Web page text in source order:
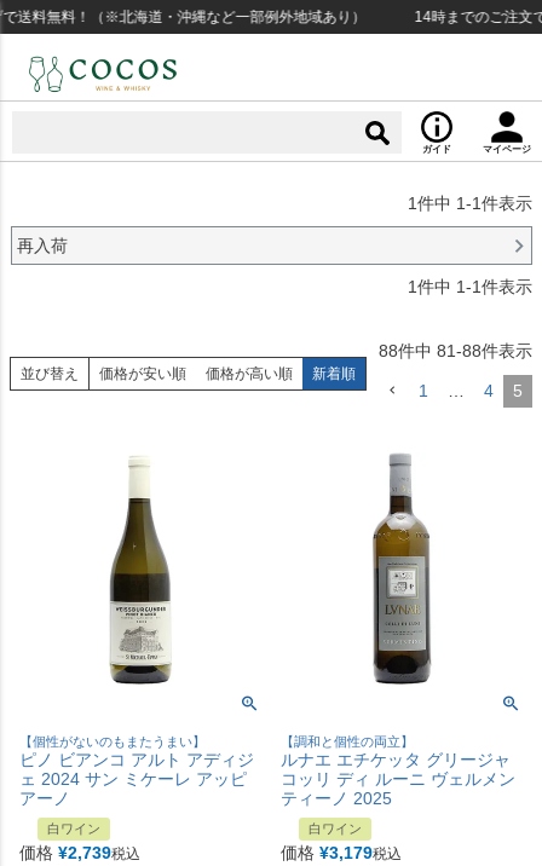
料無料！（※北海道・沖縄など一部例外地域あり） 14時までのご注文
ガイド マイページ
1件中 1-1件表示
再入荷
1件中 1-1件表示
並び替え 価格が安い順 価格が高い順 新着順
88件中 81-88件表示
1 4 5
【個性がないのもまたうまい】
ピノ ビアンコ アルト アディジ
ェ 2024 サン ミケーレ アッピ
アーノ
白ワイン
価格 ¥2,739税込
【調和と個性の両立】
ルナエ エチケッタ グリージャ
コッリ ディ ルーニ ヴェルメン
ティーノ 2025
白ワイン
価格 ¥3,179税込